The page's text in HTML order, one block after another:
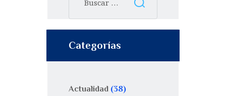
Categorías
Actualidad (38)